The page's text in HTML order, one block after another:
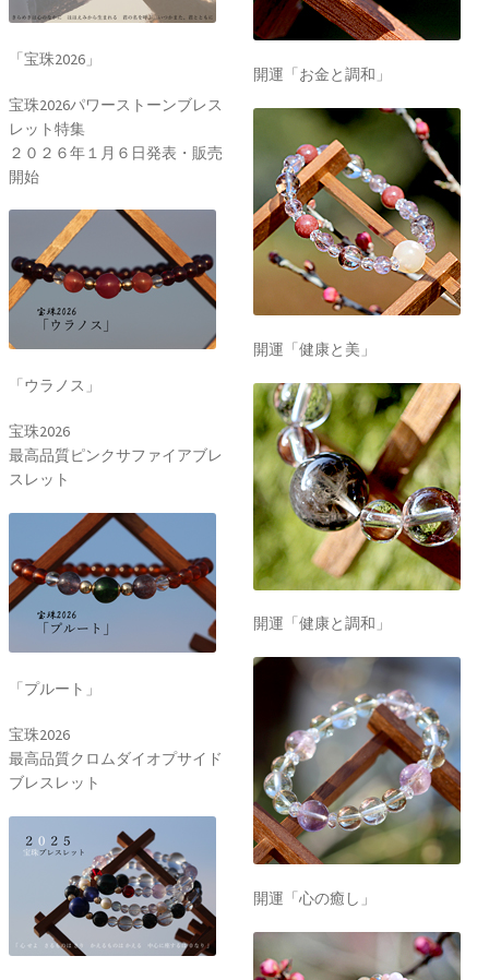
「宝珠2026」
宝珠2026パワーストーンブレス
レット特集
２０２６年１月６日発表・販売
開始
「ウラノス」
宝珠2026
最高品質ピンクサファイアブレ
スレット
「プルート」
宝珠2026
最高品質クロムダイオプサイド
ブレスレット
開運「お金と調和」
開運「健康と美」
開運「健康と調和」
開運「心の癒し」